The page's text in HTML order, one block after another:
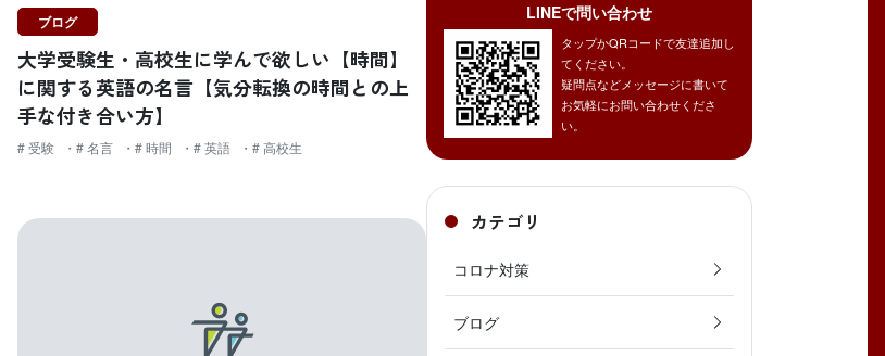
ブログ
大学受験生・高校生に学んで欲しい【時間】
に関する英語の名言【気分転換の時間との上
手な付き合い方】
# 受験 # 名言 # 時間 # 英語 # 高校生
LINEで問い合わせ
タップかQRコードで友達追加し
てください。
疑問点などメッセージに書いて
お気軽にお問い合わせくださ
い。
カテゴリ
コロナ対策
ブログ